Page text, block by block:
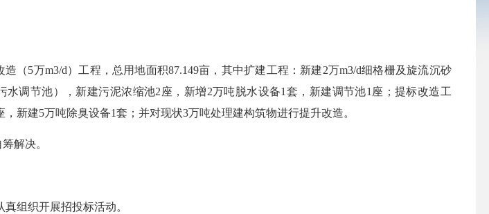
5万m3/d）工程，总用地面积87.149亩，其中扩建工程：新建2万m3/d细格栅及旋流沉砂
调节池），新建污泥浓缩池2座，新增2万吨脱水设备1套，新建调节池1座；提标改造工
新建5万吨除臭设备1套；并对现状3万吨处理建构筑物进行提升改造。
解决。
组织开展招投标活动。